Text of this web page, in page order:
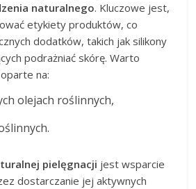
naturalnego. Kluczowe jest,
etykiety produktów, co
dodatków, takich jak silikony
podrażniać skórę. Warto
na:
olejach roślinnych,
pielęgnacji jest wsparcie
dostarczanie jej aktywnych